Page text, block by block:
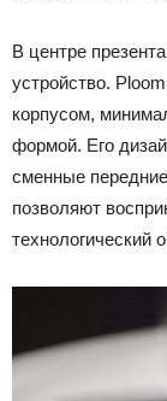
В центре
устройство.
корпусом,
формой. Его
сменные
позволяют
технологический